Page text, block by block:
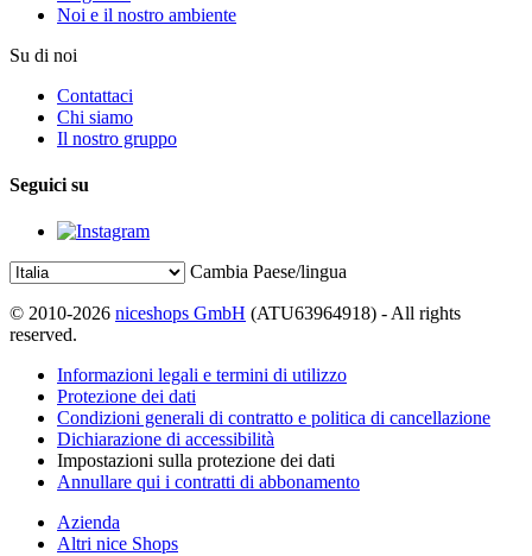
Noi e il nostro ambiente
Su di noi
Contattaci
Chi siamo
Il nostro gruppo
Seguici su
Cambia Paese/lingua
© 2010-2026 niceshops GmbH (ATU63964918) - All rights
reserved.
Informazioni legali e termini di utilizzo
Protezione dei dati
Condizioni generali di contratto e politica di cancellazione
Dichiarazione di accessibilità
Impostazioni sulla protezione dei dati
Annullare qui i contratti di abbonamento
Azienda
Altri nice Shops